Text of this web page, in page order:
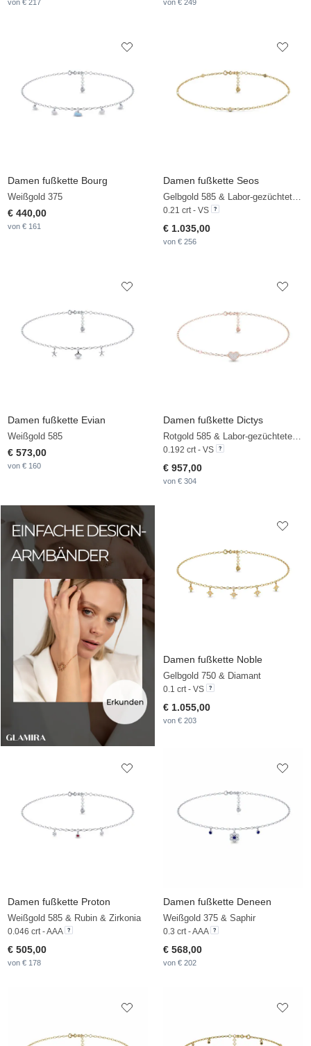
von € 217 von € 249
Damen fußkette Bourg
Weißgold 375
€ 440,00
von € 161
Damen fußkette Seos
Gelbgold 585 & Labor-gezüchteter Diamant & Weiße Perle
0.21 crt - VS
€ 1.035,00
von € 256
Damen fußkette Evian
Weißgold 585
€ 573,00
von € 160
Damen fußkette Dictys
Rotgold 585 & Labor-gezüchteter Diamant & Rosa Perle
0.192 crt - VS
€ 957,00
von € 304
Damen fußkette Noble
Gelbgold 750 & Diamant
0.1 crt - VS
€ 1.055,00
von € 203
Damen fußkette Proton
Weißgold 585 & Rubin & Zirkonia
0.046 crt - AAA
€ 505,00
von € 178
Damen fußkette Deneen
Weißgold 375 & Saphir
0.3 crt - AAA
€ 568,00
von € 202